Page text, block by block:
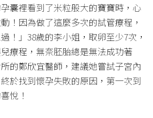
孕囊裡看到了米粒般大的寶寶時，心
！因為做了這麼多次的試管療程，
！」38歲的李小姐，取卵至少7次，
療程，無奈胚胎總是無法成功著
的鄭欣宜醫師，建議她嘗試子宮內
於找到懷孕失敗的原因，第一次到
悅！